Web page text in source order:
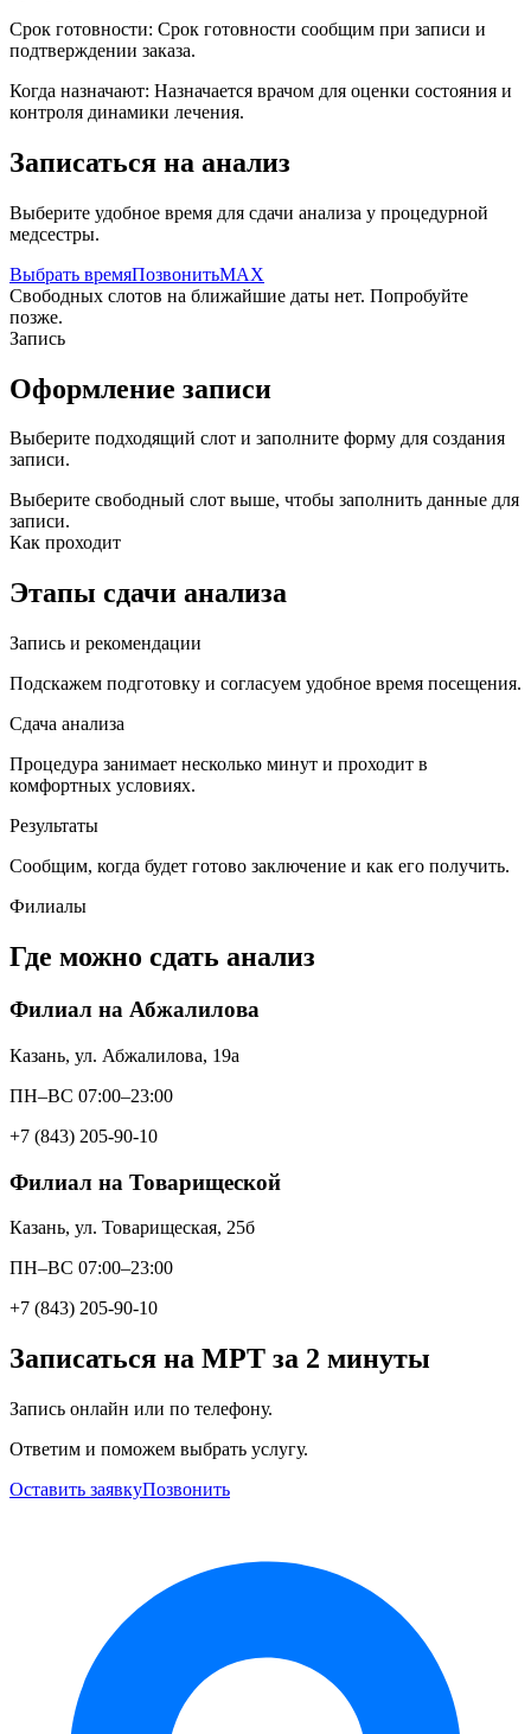
Срок готовности: Срок готовности сообщим при записи и
подтверждении заказа.
Когда назначают: Назначается врачом для оценки состояния и
контроля динамики лечения.
Записаться на анализ
Выберите удобное время для сдачи анализа у процедурной
медсестры.
Выбрать времяПозвонитьMAX
Свободных слотов на ближайшие даты нет. Попробуйте
позже.
Запись
Оформление записи
Выберите подходящий слот и заполните форму для создания
записи.
Выберите свободный слот выше, чтобы заполнить данные для
записи.
Как проходит
Этапы сдачи анализа
Запись и рекомендации
Подскажем подготовку и согласуем удобное время посещения.
Сдача анализа
Процедура занимает несколько минут и проходит в
комфортных условиях.
Результаты
Сообщим, когда будет готово заключение и как его получить.
Филиалы
Где можно сдать анализ
Филиал на Абжалилова
Казань, ул. Абжалилова, 19а
ПН–ВС 07:00–23:00
+7 (843) 205-90-10
Филиал на Товарищеской
Казань, ул. Товарищеская, 25б
ПН–ВС 07:00–23:00
+7 (843) 205-90-10
Записаться на МРТ за 2 минуты
Запись онлайн или по телефону.
Ответим и поможем выбрать услугу.
Оставить заявкуПозвонить